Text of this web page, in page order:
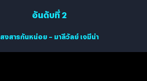
อันดับที่ 2
สงสารกันหน่อย – มาลีวัลย์ เจมีน่า